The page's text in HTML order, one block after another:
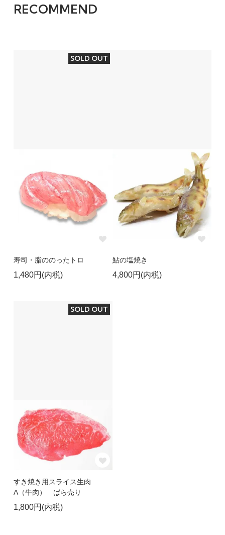
RECOMMEND
SOLD OUT
寿司・脂ののったトロ
1,480円(内税)
鮎の塩焼き
4,800円(内税)
SOLD OUT
すき焼き用スライス生肉
A（牛肉） ばら売り
1,800円(内税)